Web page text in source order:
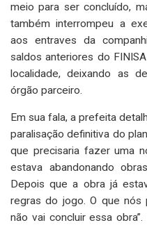
meio para ser concluído,
também interrompeu a
aos entraves da
saldos anteriores do
localidade, deixando as
órgão parceiro.
Em sua fala, a prefeita
paralisação definitiva do
que precisaria fazer uma
estava abandonando
Depois que a obra já
regras do jogo. O que
não vai concluir essa